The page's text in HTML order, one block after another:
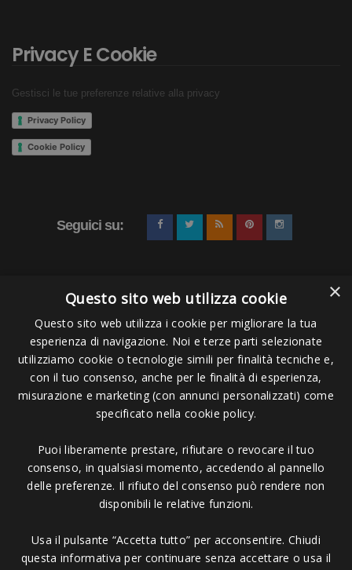
Privacy E Cookie
Gestisci le tue preferenze relative alla privacy
Privacy Policy
Cookie Policy
Seguici su:
Pagamenti Accettati
Copyright © 2006 - 2023 - Icarus Project sas
Massa MS - Tel 0585026137 - P.IVA 01151030457 - REA MS 117168
×
Questo sito web utilizza cookie
Questo sito web utilizza i cookie per migliorare la tua
esperienza di navigazione. Noi e terze parti selezionate
utilizziamo cookie o tecnologie simili per finalità tecniche e,
con il tuo consenso, anche per le finalità di esperienza,
misurazione e marketing (con annunci personalizzati) come
specificato nella cookie policy.
Puoi liberamente prestare, rifiutare o revocare il tuo
consenso, in qualsiasi momento, accedendo al pannello
delle preferenze. Il rifiuto del consenso può rendere non
disponibili le relative funzioni.
Usa il pulsante “Accetta tutto” per acconsentire. Chiudi
questa informativa per continuare senza accettare o usa il